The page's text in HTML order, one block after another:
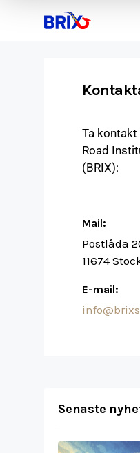
Ta kontakt
Road
(BRIX):
Mail:
Postlåda
11674
E-mail:
Senaste